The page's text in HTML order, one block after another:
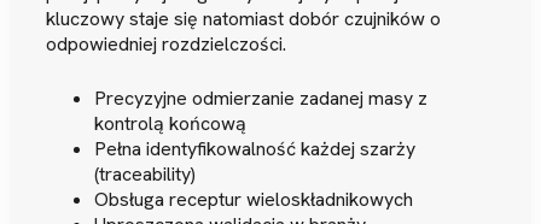
kluczowy staje się natomiast dobór czujników o
odpowiedniej rozdzielczości.
Precyzyjne odmierzanie zadanej masy z
kontrolą końcową
Pełna identyfikowalność każdej szarży
(traceability)
Obsługa receptur wieloskładnikowych